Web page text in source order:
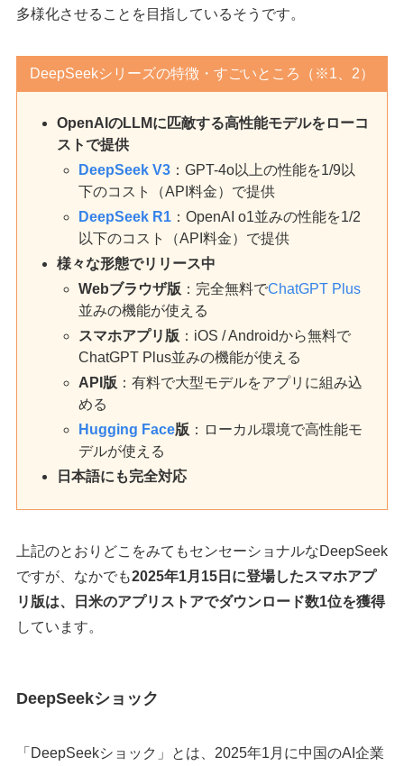
多様化させることを目指しているそうです。
DeepSeekシリーズの特徴・すごいところ（※1、2）
OpenAIのLLMに匹敵する高性能モデルをローコ
ストで提供
DeepSeek V3：GPT-4o以上の性能を1/9以
下のコスト（API料金）で提供
DeepSeek R1：OpenAI o1並みの性能を1/2
以下のコスト（API料金）で提供
様々な形態でリリース中
Webブラウザ版 ：完全無料でChatGPT Plus
並みの機能が使える
スマホアプリ版 ：iOS / Androidから無料で
ChatGPT Plus並みの機能が使える
API版 ：有料で大型モデルをアプリに組み込
める
Hugging Face版 ：ローカル環境で高性能モ
デルが使える
日本語にも完全対応
上記のとおりどこをみてもセンセーショナルなDeepSeek
ですが、なかでも2025年1月15日に登場したスマホアプ
リ版は、日米のアプリストアでダウンロード数1位を獲得
しています。
DeepSeekショック
「DeepSeekショック」とは、2025年1月に中国のAI企業